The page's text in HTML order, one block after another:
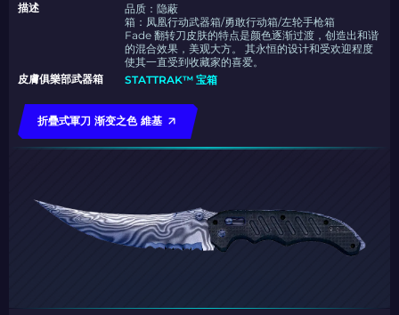
描述
品质：隐蔽
箱：凤凰行动武器箱/勇敢行动箱/左轮手枪箱
Fade 翻转刀皮肤的特点是颜色逐渐过渡，创造出和谐
的混合效果，美观大方。 其永恒的设计和受欢迎程度
使其一直受到收藏家的喜爱。
皮膚俱樂部武器箱
STATTRAK™ 宝箱
折疊式軍刀 渐变之色 維基